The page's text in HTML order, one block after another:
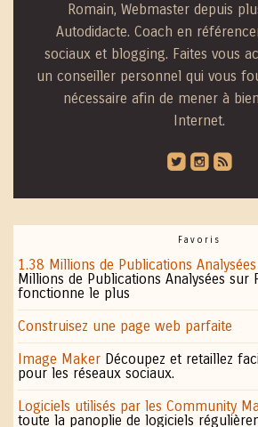
Romain, Webmaster depuis
Autodidacte. Coach en
sociaux et blogging. Faites vous
un conseiller personnel qui vous
nécessaire afin de mener à
Internet.
roundedtwitterbird roundedinstagram roundedblip
Favoris
1.38 Millions de Publications
Millions de Publications Analysées sur
fonctionne le plus
Construisez une page web parfaite
Image Maker Découpez et retaillez
pour les réseaux sociaux.
Logiciels utilisés par les Community
toute la panoplie de logiciels